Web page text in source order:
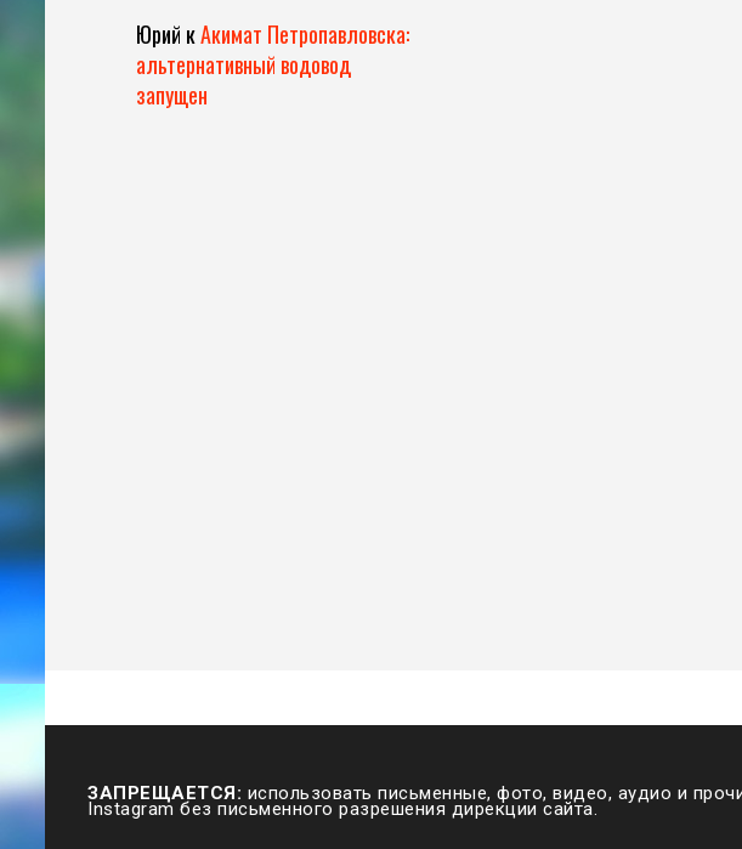
Юрий кАкимат Петропавловска:
альтернативный водовод
запущен
ЗАПРЕЩАЕТСЯ: использовать письменные, фото, видео, аудио и
Instagram без письменного разрешения дирекции сайта.